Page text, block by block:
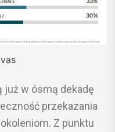
w ósmą dekadę
przekazania
Z punktu